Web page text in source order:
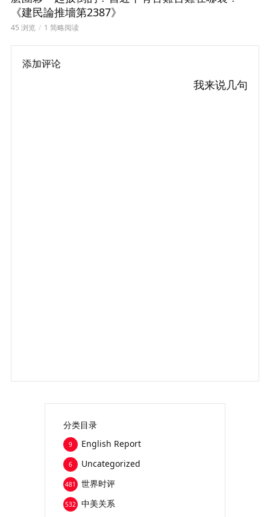
《建民論推墻第2387》
45 浏览 1 简略阅读
添加评论
我来说几句
分类目录
English Report
9
Uncategorized
6
世界时评
481
中美关系
532